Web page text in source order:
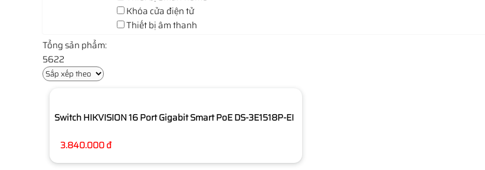
Khóa cửa điện tử
Thiết bị âm thanh
Tổng sản phẩm:
5622
Switch HIKVISION 16 Port Gigabit Smart PoE DS-3E1518P-EI
3.840.000 đ